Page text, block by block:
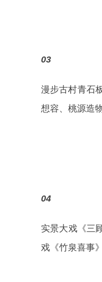
03
漫步古村青石
想容、桃源造
04
实景大戏《三
戏《竹泉喜事